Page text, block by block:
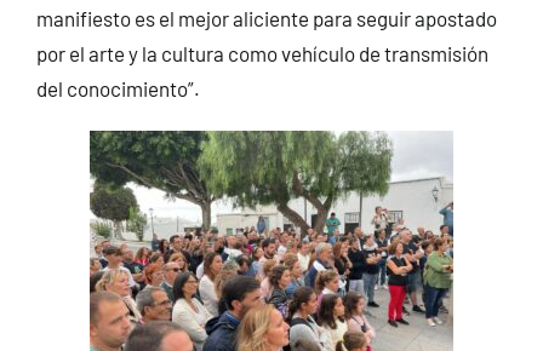
manifiesto es el mejor aliciente para seguir apostado
por el arte y la cultura como vehículo de transmisión
del conocimiento”.